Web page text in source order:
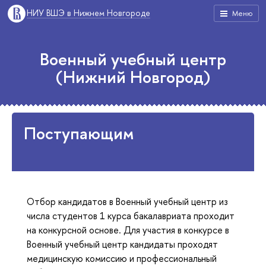
Меню
НИУ ВШЭ в Нижнем Новгороде
Военный учебный центр
(Нижний Новгород)
Поступающим
Отбор кандидатов в Военный учебный центр из
числа студентов 1 курса бакалавриата проходит
на конкурсной основе. Для участия в конкурсе в
Военный учебный центр кандидаты проходят
медицинскую комиссию и профессиональный